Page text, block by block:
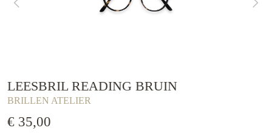
LEESBRIL READING BRUIN
BRILLEN ATELIER
€ 35,00